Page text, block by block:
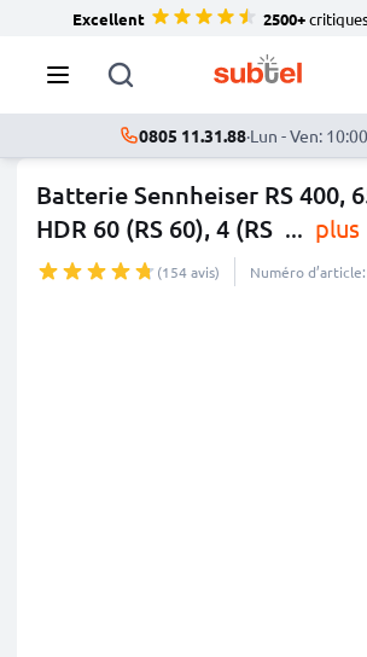
Excellent 2500+
0805 11.31.88·Lun - Ven:
Batterie Sennheiser RS 400,
HDR 60 (RS 60), 4 (RS ... plus
(154 avis) Numéro